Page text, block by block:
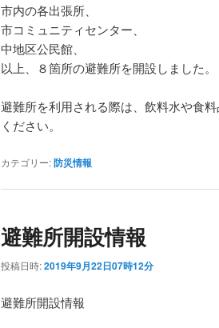
市内の各出張所、
市コミュニティセンター、
中地区公民館、
以上、８箇所の避難所を開設しました。
避難所を利用される際は、飲料水や食
ください。
カテゴリー:防災情報
避難所開設情報
投稿日時:2019年9月22日07時12分
避難所開設情報